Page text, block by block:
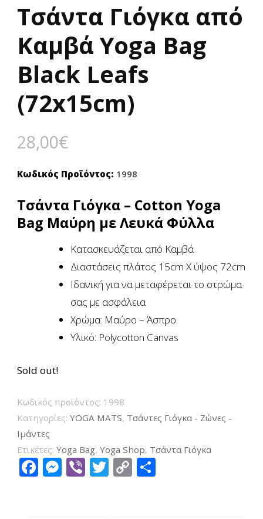
Τσάντα Γιόγκα από
Καμβά Yoga Bag
Black Leafs
(72x15cm)
28,00€
Κωδικός Προϊόντος: 1998
Τσάντα Γιόγκα – Cotton Υoga
Bag Μαύρη με Λευκά Φύλλα
Κατασκευάζεται από Καμβά
Διαστάσεις πλάτος 15cm X ύψος 72cm
Ιδανική για να μεταφέρεται το στρώμα
σας με ασφάλεια
Χρώμα: Μαύρο – Άσπρο
Υλικό: Polycotton Canvas
Sold out!
Κωδικός προϊόντος: 1998
Κατηγορίες: YOGA MATS, Τσάντες Γιόγκα - Ζώνες -
Ιμάντες
Ετικέτες: Yoga Bag, Yoga Shop, Τσάντα Γιόγκα
Facebook
Messenger
ViberTwitter
Copy